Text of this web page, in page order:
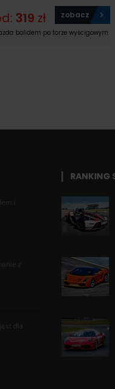
319 zł zobacz
bolidem po torze wyścigowym
i
z
dla
RANKING